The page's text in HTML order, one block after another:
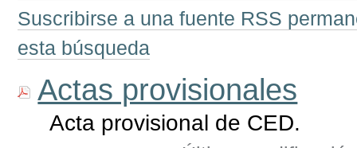
Suscribirse a una fuente RSS
esta búsqueda
Actas provisionales
Acta provisional de CED.